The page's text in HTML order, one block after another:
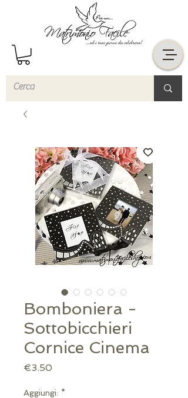
Bomboniera -
Sottobicchieri
Cornice Cinema
€3.50
Aggiungi: *